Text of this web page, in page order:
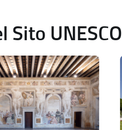
Sito UNESCO